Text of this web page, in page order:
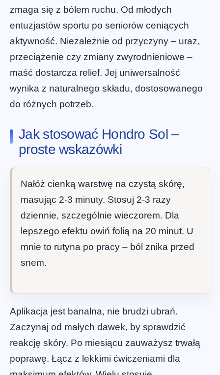
zmaga się z bólem ruchu. Od młodych
entuzjastów sportu po seniorów ceniących
aktywność. Niezależnie od przyczyny – uraz,
przeciążenie czy zmiany zwyrodnieniowe –
maść dostarcza relief. Jej uniwersalność
wynika z naturalnego składu, dostosowanego
do różnych potrzeb.
Jak stosować Hondro Sol –
proste wskazówki
Nałóż cienką warstwę na czystą skórę,
masując 2-3 minuty. Stosuj 2-3 razy
dziennie, szczególnie wieczorem. Dla
lepszego efektu owiń folią na 20 minut. U
mnie to rutyna po pracy – ból znika przed
snem.
Aplikacja jest banalna, nie brudzi ubrań.
Zaczynaj od małych dawek, by sprawdzić
reakcję skóry. Po miesiącu zauważysz trwałą
poprawę. Łącz z lekkimi ćwiczeniami dla